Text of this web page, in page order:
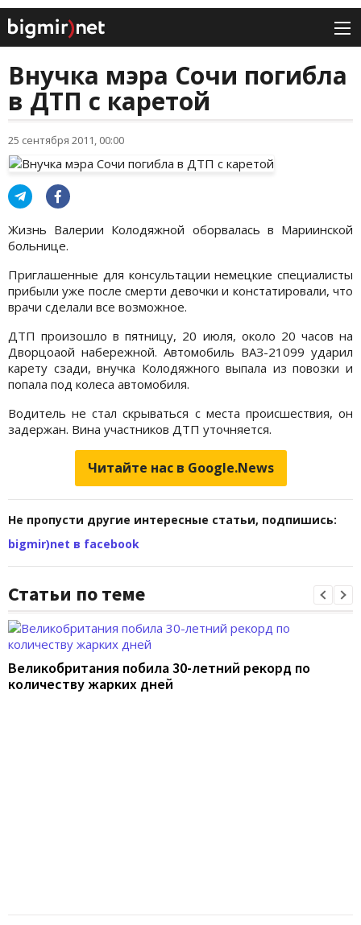
Внучка мэра Сочи погибла
в ДТП с каретой
25 сентября 2011, 00:00
Жизнь Валерии Колодяжной оборвалась в Мариинской
больнице.
Приглашенные для консультации немецкие специалисты
прибыли уже после смерти девочки и констатировали, что
врачи сделали все возможное.
ДТП произошло в пятницу, 20 июля, около 20 часов на
Дворцоаой набережной. Автомобиль ВАЗ-21099 ударил
карету сзади, внучка Колодяжного выпала из повозки и
попала под колеса автомобиля.
Водитель не стал скрываться с места происшествия, он
задержан. Вина участников ДТП уточняется.
Читайте нас в Google.News
Не пропусти другие интересные статьи, подпишись:
bigmir)net в facebook
Статьи по теме
Великобритания побила 30-летний рекорд по
количеству жарких дней